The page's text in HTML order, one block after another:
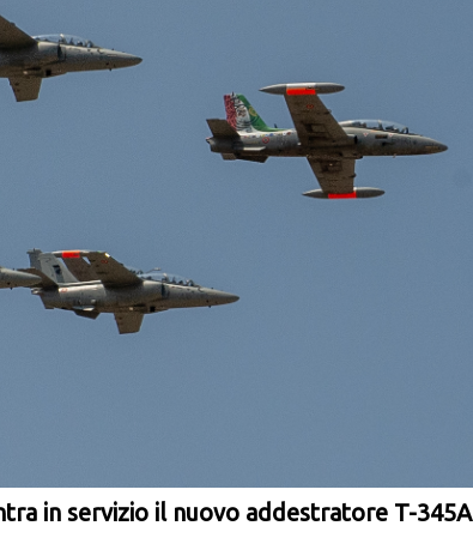
in servizio il nuovo addestratore T-345A